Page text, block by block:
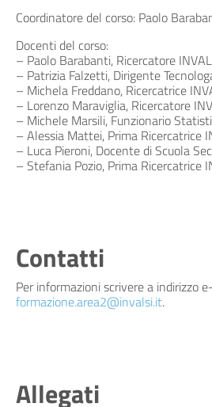
Coordinatore del corso: Paolo
Docenti del corso:
– Paolo Barabanti, Ricercatore
– Patrizia Falzetti, Dirigente
– Michela Freddano, Ricercatrice
– Lorenzo Maraviglia, Ricercatore
– Michele Marsili, Funzionario
– Alessia Mattei, Prima Ricercatrice
– Luca Pieroni, Docente di Scuola
– Stefania Pozio, Prima Ricercatrice
Contatti
Per informazioni scrivere a indirizzo
formazione.area2@invalsi.it.
Allegati